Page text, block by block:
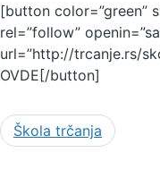
[button color=”green”
rel=”follow”
url=”http://trcanje.rs/
OVDE[/button]
Škola trčanja